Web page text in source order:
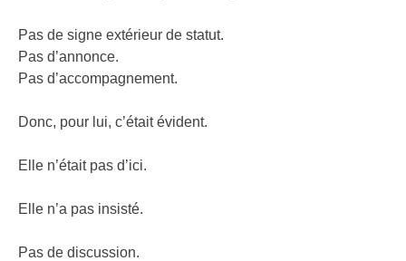
Pas de signe extérieur de statut.
Pas d’annonce.
Pas d’accompagnement.
Donc, pour lui, c’était évident.
Elle n’était pas d’ici.
Elle n’a pas insisté.
Pas de discussion.